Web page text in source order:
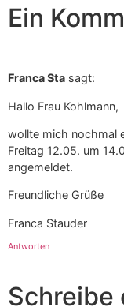
Ein
Franca Sta sagt:
Hallo Frau Kohlmann,
wollte mich nochmal
Freitag 12.05. um
angemeldet.
Freundliche Grüße
Franca Stauder
Antworten
Schreibe